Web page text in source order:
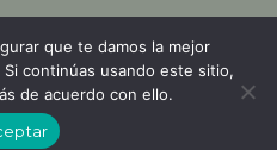
personales
| Todos los derechos
que te damos la mejor
continúas usando este sitio,
de acuerdo con ello.